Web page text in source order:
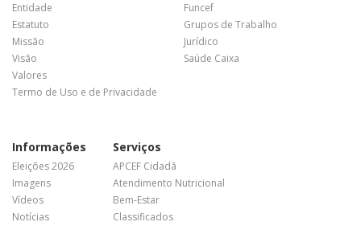
Entidade
Estatuto
Missão
Visão
Valores
Termo de Uso e de Privacidade
Funcef
Grupos de Trabalho
Jurídico
Saúde Caixa
Informações
Eleições 2026
Imagens
Vídeos
Notícias
Serviços
APCEF Cidadã
Atendimento Nutricional
Bem-Estar
Classificados